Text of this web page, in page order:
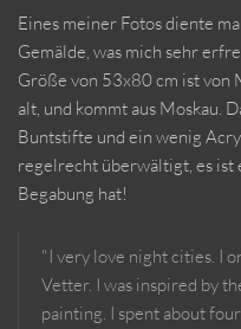
Eines meiner Fotos diente
Gemälde, was mich sehr
Größe von 53x80 cm ist von
alt, und kommt aus Moskau.
Buntstifte und ein wenig
regelrecht überwältigt, es ist
Begabung hat!
"I very love night cities. I
Vetter. I was inspired by
painting. I spent about